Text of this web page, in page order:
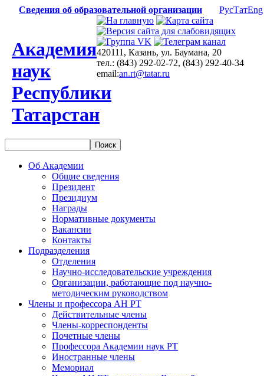
Сведения об образовательной организации РусТатEng
Академия
наук
Республики
Татарстан
420111, Казань, ул. Баумана, 20
тел.: (843) 292-02-72, (843) 292-40-34
email:an.rt@tatar.ru
Об Академии
Общие сведения
Президент
Президиум
Награды
Нормативные документы
Вакансии
Контакты
Подразделения
Отделения
Научно-исследовательские учреждения
Организации, работающие под научно-
методическим руководством
Члены и профессора АН РТ
Действительные члены
Члены-корреспонденты
Почетные члены
Профессора Академии наук РТ
Иностранные члены
Мемориал